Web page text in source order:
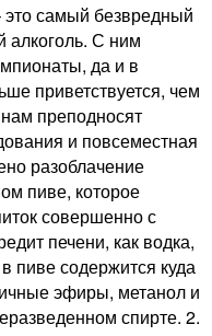
самый безвредный
алкоголь. С ним
да и в
приветствуется, чем
преподносят
и повсеместная
разоблачение
пиве, которое
совершенно с
печени, как водка,
пиве содержится куда
эфиры, метанол и
спирте. 2.